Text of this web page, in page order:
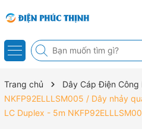
Trang chủ
Dây Cáp Điện Công
NKFP92ELLLSM005 / Dây nhảy
LC Duplex - 5m